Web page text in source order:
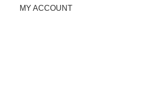
MY ACCOUNT